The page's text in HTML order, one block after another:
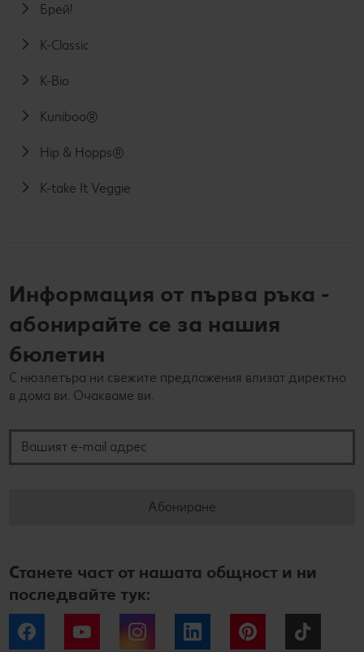
Брей!
K-Classic
K-Bio
Kuniboo®
Hip & Hopps®
K-take It Veggie
Информация от първа ръка -
абонирайте се за нашия
бюлетин
С нюзлетъра ни свежите предложения влизат директно
в дома ви. Очакваме ви.
Абониране
Станете част от нашата общност и ни
последвайте тук:
Facebook YouTube Instagram LinkedIn Pinterest